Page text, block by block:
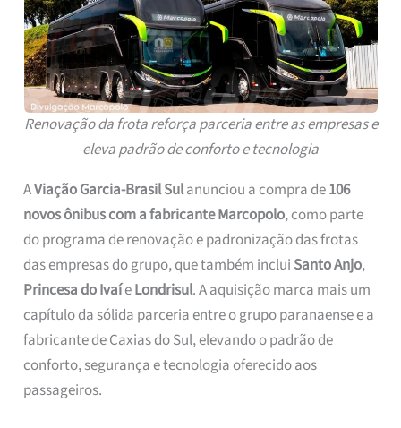
Renovação da frota reforça parceria entre as empresas e
eleva padrão de conforto e tecnologia
AViação Garcia-Brasil Sulanunciou a compra de106
novos ônibus com a fabricante Marcopolo, como parte
do programa de renovação e padronização das frotas
das empresas do grupo, que também inclui Santo Anjo,
Princesa do IvaíeLondrisul. A aquisição marca mais um
capítulo da sólida parceria entre o grupo paranaense e a
fabricante de Caxias do Sul, elevando o padrão de
conforto, segurança e tecnologia oferecido aos
passageiros.